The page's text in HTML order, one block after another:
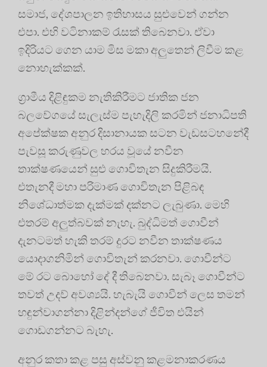
සමාජ, දේශපාලන ඉතිහාසය සුළුවෙන් ගන්න
එපා. එහි වටිනාකම් රැසක් තිබෙනවා. ඒවා
ඉදිරියට ගෙන යාම මිස මකා අලුතෙන් ලිවීම කළ
නොහැක්කක්.
ග්‍රාමීය දිළිඳුකම නැතිකිරීමට ජාතික ජන
බලවේගයේ සැලැස්ම පැහැදිලි කරමින් ජනාධිපති
අපේක්ෂක අනුර දිසානායක සටන වැඩසටහනේදී
පැවසූ කරුණුවල හරය වූයේ නවීන
තාක්ෂණයෙන් සුළු ගොවිතැන සිදුකිරීමයි.
එතැනදී මහා පරිමාණ ගොවිතැන පිළිබඳ
නිශේධාත්මක දැක්මක් දක්නට ලැබුණා. මෙහි
එතරම් අලුත්බවක් නැහැ. බුද්ධිමත් ගොවීන්
දැනටමත් හැකි තරම් දුරට නවීන තාක්ෂණය
යොදාගනිමින් ගොවිතැන් කරනවා. ගොවීන්ට
මේ රට බොහෝ දේ දී තිබෙනවා. සැබෑ ගොවීන්ට
තවත් උදව් අවශ්‍යයි. හැබැයි ගොවීන් ලෙස තමන්
හඳුන්වාගන්නා දිළින්දන්ගේ ජීවිත එයින්
ගොඩගන්නට බැහැ.
අනුර කතා කළ පසු අස්වනු කළමනාකරණය